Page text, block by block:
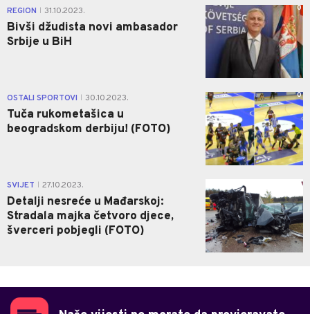
REGION 31.10.2023.
Bivši džudista novi ambasador
Srbije u BiH
0
OSTALI SPORTOVI 30.10.2023.
Tuča rukometašica u
beogradskom derbiju! (FOTO)
0
SVIJET 27.10.2023.
Detalji nesreće u Mađarskoj:
Stradala majka četvoro djece,
šverceri pobjegli (FOTO)
0